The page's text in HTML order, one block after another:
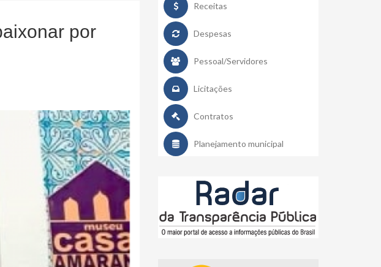
por
Receitas
Despesas
Pessoal/Servidores
Licitações
Contratos
Planejamento municipal